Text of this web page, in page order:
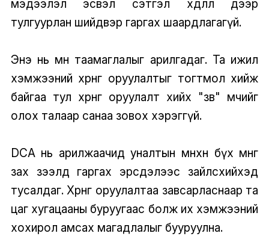
мэдээлэл эсвэл сэтгэл хөдлөл дээр
тулгуурлан шийдвэр гаргах шаардлагагүй.
Энэ нь мөн таамаглалыг арилгадаг. Та ижил
хэмжээний хөрөнгө оруулалтыг тогтмол хийж
байгаа тул хөрөнгө оруулалт хийх "зөв" мөчийг
олох талаар санаа зовох хэрэггүй.
DCA нь арилжаачид уналтын өмнөхөн бүх мөнгөө
зах зээлд гаргах эрсдэлээс зайлсхийхэд
тусалдаг. Хөрөнгө оруулалтаа завсарласнаар та
цаг хугацааны буруугаас болж их хэмжээний
хохирол амсах магадлалыг бууруулна.